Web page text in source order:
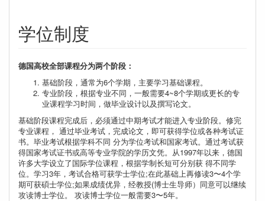
学位制度
德国高校全部课程分为两个阶段：
基础阶段，通常为6个学期，主要学习基础课程。
专业阶段，根据专业不同，一般需要4~8个学期或更长的专
业课程学习时间，做毕业设计以及撰写论文。
基础阶段课程完成后，必须通过中期考试才能进入专业阶段。修完
专业课程， 通过毕业考试，完成论文，即可获得学位或各种考试证
书。毕业考试根据学科不同 分为学位考试和国家考试。通过考试获
得国家考试证书或高等专业学院的学历文凭。从1997年以来，德国
许多大学设立了国际学位课程，根据学制长短可分别获 得不同学
位。学习3年，考试合格可获学士学位;在此基础上再修读3〜4个学
期可获碩士学位;如果成绩优异，经教授(博士生导师）同意可以继续
攻读博士学位。 攻读博士学位一般需要3〜5年。